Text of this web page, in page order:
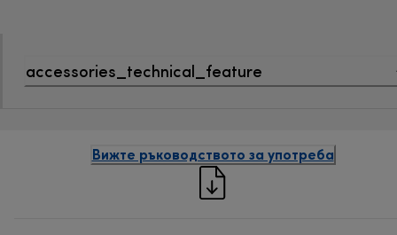
accessories_technical_feature
Вижте ръководството за употреба